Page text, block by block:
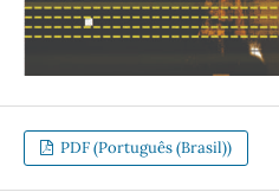
PDF (Português (Brasil))